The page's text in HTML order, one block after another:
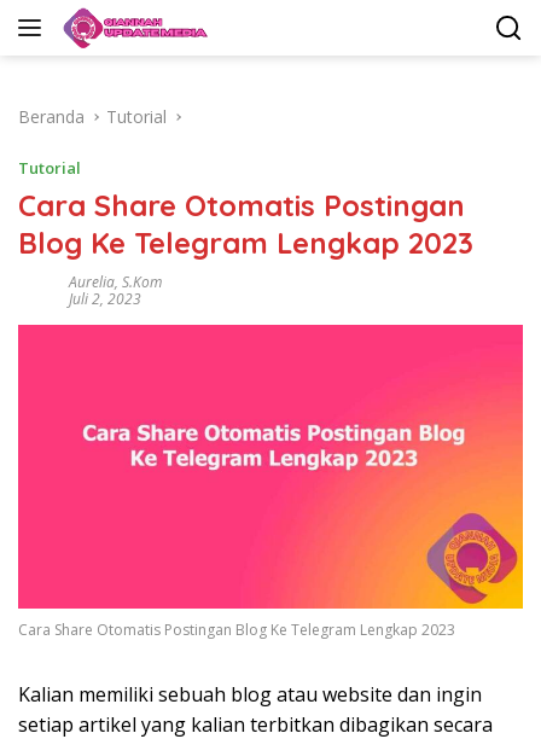
Langsung
Beranda Tutorial
Tutorial
Cara Share Otomatis Postingan
Blog Ke Telegram Lengkap 2023
Aurelia, S.Kom
Juli 2, 2023
Cara Share Otomatis Postingan Blog Ke Telegram Lengkap 2023
Kalian memiliki sebuah blog atau website dan ingin
setiap artikel yang kalian terbitkan dibagikan secara